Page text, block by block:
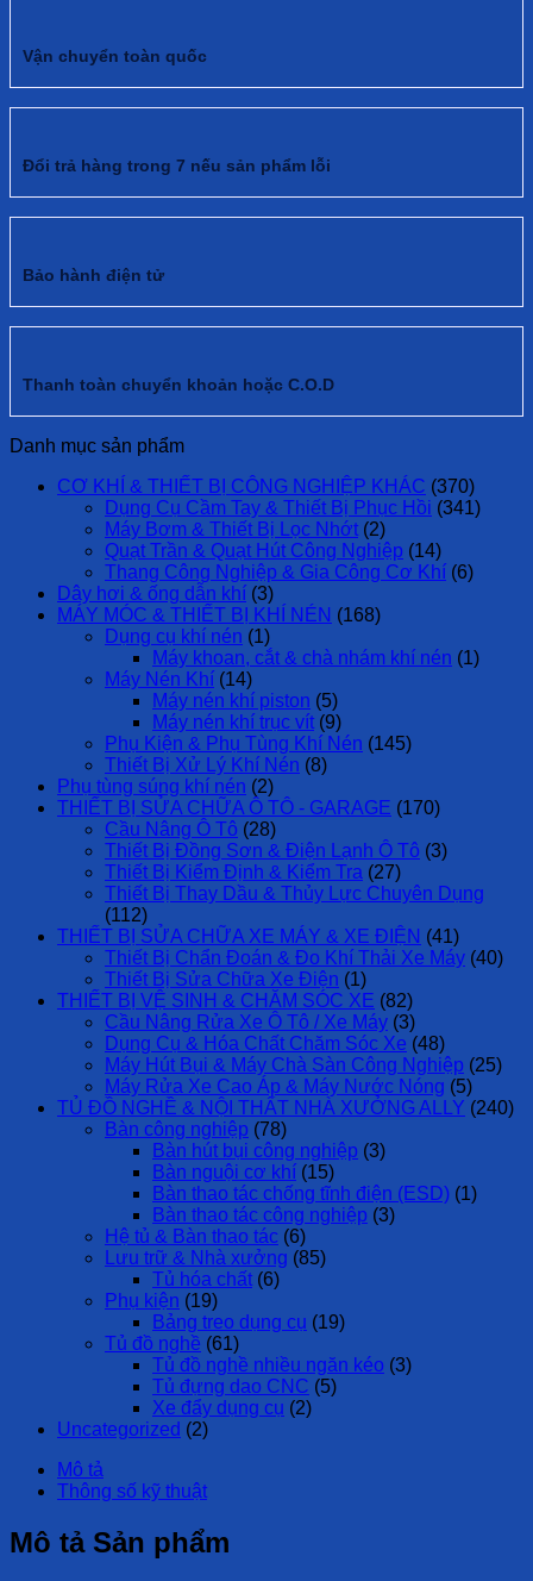
Vận chuyển toàn quốc
Đổi trả hàng trong 7 nếu sản phẩm lỗi
Bảo hành điện tử
Thanh toàn chuyển khoản hoặc C.O.D
Danh mục sản phẩm
CƠ KHÍ & THIẾT BỊ CÔNG NGHIỆP KHÁC (370)
Dụng Cụ Cầm Tay & Thiết Bị Phục Hồi (341)
Máy Bơm & Thiết Bị Lọc Nhớt (2)
Quạt Trần & Quạt Hút Công Nghiệp (14)
Thang Công Nghiệp & Gia Công Cơ Khí (6)
Dây hơi & ống dẫn khí (3)
MÁY MÓC & THIẾT BỊ KHÍ NÉN (168)
Dụng cụ khí nén (1)
Máy khoan, cắt & chà nhám khí nén (1)
Máy Nén Khí (14)
Máy nén khí piston (5)
Máy nén khí trục vít (9)
Phụ Kiện & Phụ Tùng Khí Nén (145)
Thiết Bị Xử Lý Khí Nén (8)
Phụ tùng súng khí nén (2)
THIẾT BỊ SỬA CHỮA Ô TÔ - GARAGE (170)
Cầu Nâng Ô Tô (28)
Thiết Bị Đồng Sơn & Điện Lạnh Ô Tô (3)
Thiết Bị Kiểm Định & Kiểm Tra (27)
Thiết Bị Thay Dầu & Thủy Lực Chuyên Dụng
(112)
THIẾT BỊ SỬA CHỮA XE MÁY & XE ĐIỆN (41)
Thiết Bị Chẩn Đoán & Đo Khí Thải Xe Máy (40)
Thiết Bị Sửa Chữa Xe Điện (1)
THIẾT BỊ VỆ SINH & CHĂM SÓC XE (82)
Cầu Nâng Rửa Xe Ô Tô / Xe Máy (3)
Dụng Cụ & Hóa Chất Chăm Sóc Xe (48)
Máy Hút Bụi & Máy Chà Sàn Công Nghiệp (25)
Máy Rửa Xe Cao Áp & Máy Nước Nóng (5)
TỦ ĐỒ NGHỀ & NỘI THẤT NHÀ XƯỞNG ALLY (240)
Bàn công nghiệp (78)
Bàn hút bụi công nghiệp (3)
Bàn nguội cơ khí (15)
Bàn thao tác chống tĩnh điện (ESD) (1)
Bàn thao tác công nghiệp (3)
Hệ tủ & Bàn thao tác (6)
Lưu trữ & Nhà xưởng (85)
Tủ hóa chất (6)
Phụ kiện (19)
Bảng treo dụng cụ (19)
Tủ đồ nghề (61)
Tủ đồ nghề nhiều ngăn kéo (3)
Tủ đựng dao CNC (5)
Xe đẩy dụng cụ (2)
Uncategorized (2)
Mô tả
Thông số kỹ thuật
Mô tả Sản phẩm